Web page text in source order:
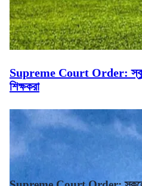
Supreme Court Order:
শিক্ষকরা